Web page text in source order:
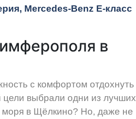
Mercedes-Benz E-класс
в
с комфортом отдохнуть
выбрали одни из лучших
моря в Щёлкино? Но, даже не